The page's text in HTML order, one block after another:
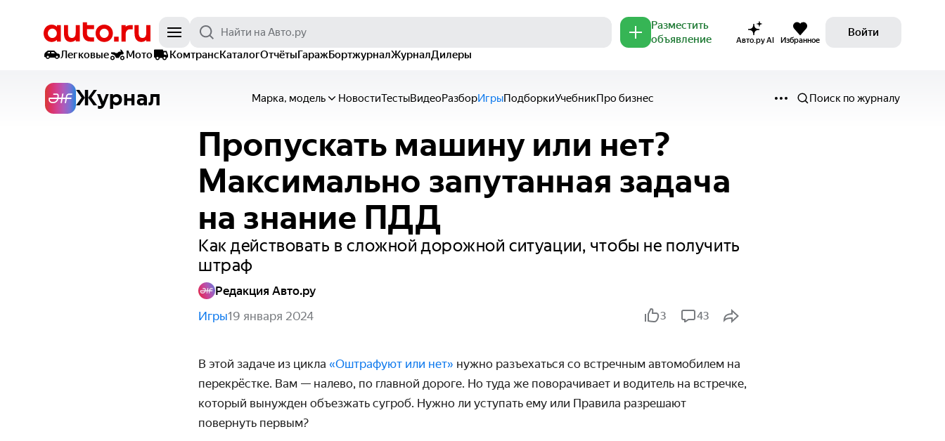
Разместить
объявление
Авто.ру AI Избранное
Войти
Легковые
Мото КомтрансКаталогОтчётыГаражБортжурналЖурналДилеры
Журнал Марка, модель НовостиТестыВидеоРазборИгрыПодборкиУчебникПро бизнес Поиск по журналу
Пропускать машину или нет?
Максимально запутанная задача
на знание ПДД
Как действовать в сложной дорожной ситуации, чтобы не получить
штраф
Редакция Авто.ру
Игры19 января 2024 3 43
В этой задаче из цикла «Оштрафуют или нет» нужно разъехаться со встречным автомобилем на
перекрёстке. Вам — налево, по главной дороге. Но туда же поворачивает и водитель на встречке,
который вынужден объезжать сугроб. Нужно ли уступать ему или Правила разрешают
повернуть первым?